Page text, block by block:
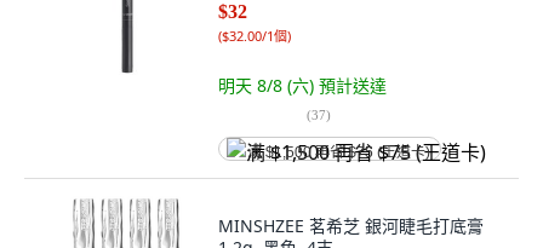
$32
($32.00/1個)
明天 8/8 (六) 預計送達
(37)
满 $1,500 再省 $75 (王道卡)
MINSHZEE 茗希芝 銀河睫毛打底膏